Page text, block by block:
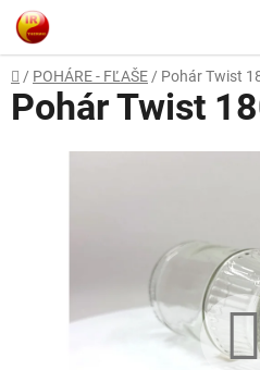
Prejsť
na
obsah
Domov
/ POHÁRE - FĽAŠE / Pohár Twist
Pohár Twist